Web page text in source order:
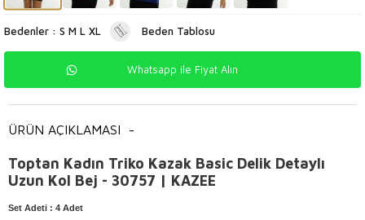
Bedenler : S M L XL Beden Tablosu
Whatsapp ile Fiyat Alın
ÜRÜN AÇIKLAMASI -
Toptan Kadın Triko Kazak Basic Delik Detaylı
Uzun Kol Bej - 30757 | KAZEE
Set Adeti : 4 Adet